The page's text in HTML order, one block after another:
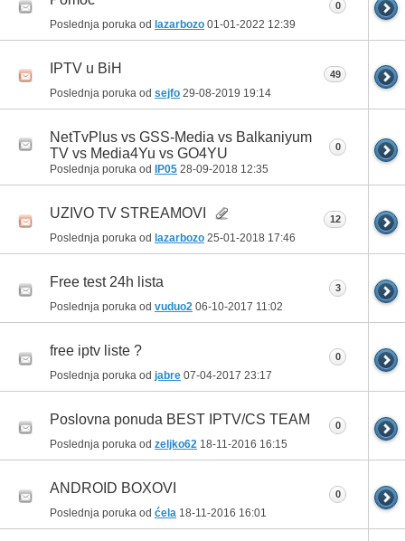
Poslednja poruka od lazarbozo 01-01-2022 12:39
0
IPTV u BiH
Poslednja poruka od sejfo 29-08-2019 19:14
49
NetTvPlus vs GSS-Media vs Balkaniyum
TV vs Media4Yu vs GO4YU
Poslednja poruka od IP05 28-09-2018 12:35
0
UZIVO TV STREAMOVI
Poslednja poruka od lazarbozo 25-01-2018 17:46
12
Free test 24h lista
Poslednja poruka od vuduo2 06-10-2017 11:02
3
free iptv liste ?
Poslednja poruka od jabre 07-04-2017 23:17
0
Poslovna ponuda BEST IPTV/CS TEAM
Poslednja poruka od zeljko62 18-11-2016 16:15
0
ANDROID BOXOVI
Poslednja poruka od ćela 18-11-2016 16:01
0